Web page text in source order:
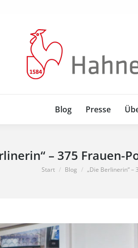
Blog Presse
– 375 Frauen-
Sie befinden sich hier:
Start Blog „Die Berlinerin“ –